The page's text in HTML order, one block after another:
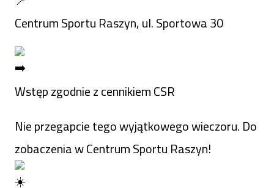
Centrum Sportu Raszyn, ul. Sportowa 30
Wstęp zgodnie z cennikiem CSR
Nie przegapcie tego wyjątkowego wieczoru. Do
zobaczenia w Centrum Sportu Raszyn!